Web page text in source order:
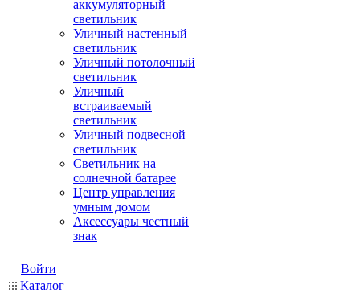
аккумуляторный
светильник
Уличный настенный
светильник
Уличный потолочный
светильник
Уличный
встраиваемый
светильник
Уличный подвесной
светильник
Светильник на
солнечной батарее
Центр управления
умным домом
Аксессуары честный
знак
Войти
Каталог